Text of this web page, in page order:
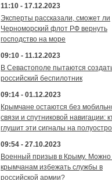
11:10 - 17.12.2023
Эксперты рассказали, сможет ли
Черноморский флот РФ вернуть
господство на море
09:10 - 11.12.2023
В Севастополе пытаются
российский беспилотник
09:14 - 01.12.2023
Крымчане остаются без
связи и спутниковой навигации:
глушит эти сигналы на
09:54 - 27.10.2023
Военный призыв в Крыму. Можно
крымчанам избежать службы в
российской армии?